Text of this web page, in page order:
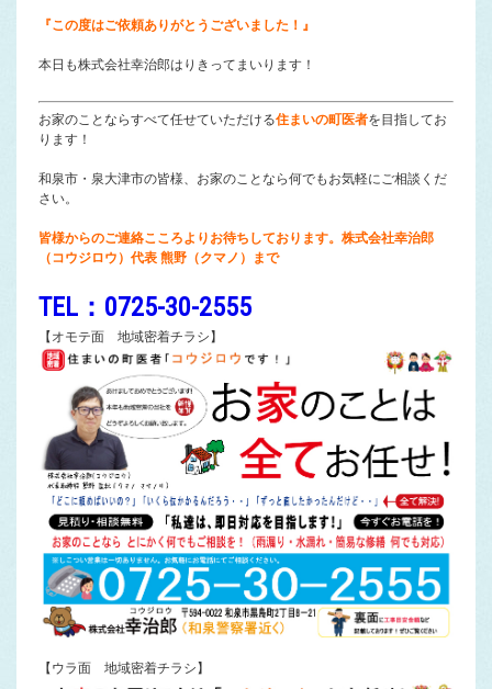
『この度はご依頼ありがとうございました！』
本日も株式会社幸治郎はりきってまいります！
お家のことならすべて任せていただける住まいの町医者を目指してお
ります！
和泉市・泉大津市の皆様、お家のことなら何でもお気軽にご相談くだ
さい。
皆様からのご連絡こころよりお待ちしております。株式会社幸治郎
（コウジロウ）代表 熊野（クマノ）まで
TEL：0725-30-2555
【オモテ面 地域密着チラシ】
【ウラ面 地域密着チラシ】